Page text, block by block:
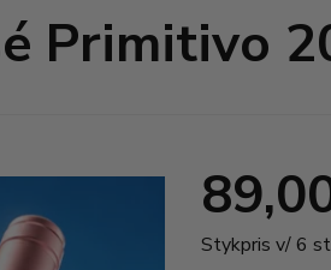
Primitivo
Stykpris v/ 6